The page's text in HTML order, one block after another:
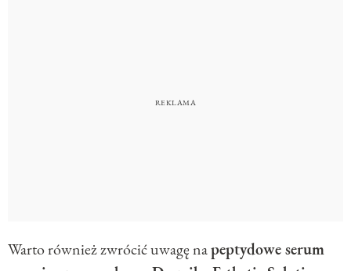
Warto również zwrócić uwagę napeptydowe serum